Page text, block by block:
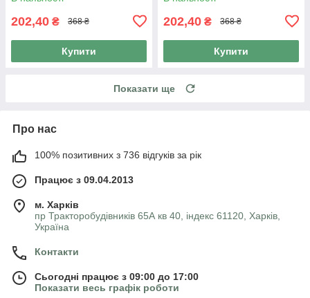
202,40 ₴ 368 ₴
Купити
202,40 ₴ 368 ₴
Купити
Показати ще
Про нас
100% позитивних з 736 відгуків за рік
Працює з 09.04.2013
м. Харків
пр Тракторобудівників 65А кв 40, індекс 61120, Харків,
Україна
Контакти
Сьогодні працює з 09:00 до 17:00
Показати весь графік роботи